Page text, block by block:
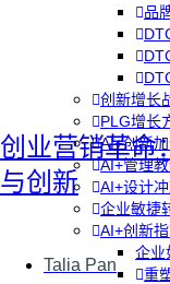
品
创新增长
PLG增长
AI+创新
AI+管理
AI+设计冲
企业敏捷
AI+创新
企业
重
创业营销革命
与创新
Talia Pan